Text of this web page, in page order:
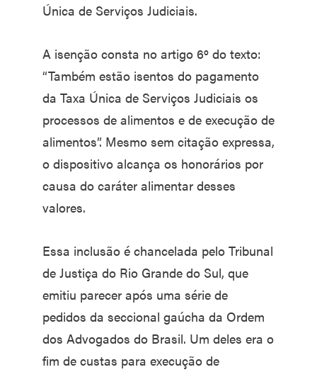
Única de Serviços Judiciais.
A isenção consta no artigo 6º do texto:
“Também estão isentos do pagamento
da Taxa Única de Serviços Judiciais os
processos de alimentos e de execução de
alimentos”. Mesmo sem citação expressa,
o dispositivo alcança os honorários por
causa do caráter alimentar desses
valores.
Essa inclusão é chancelada pelo Tribunal
de Justiça do Rio Grande do Sul, que
emitiu parecer após uma série de
pedidos da seccional gaúcha da Ordem
dos Advogados do Brasil. Um deles era o
fim de custas para execução de